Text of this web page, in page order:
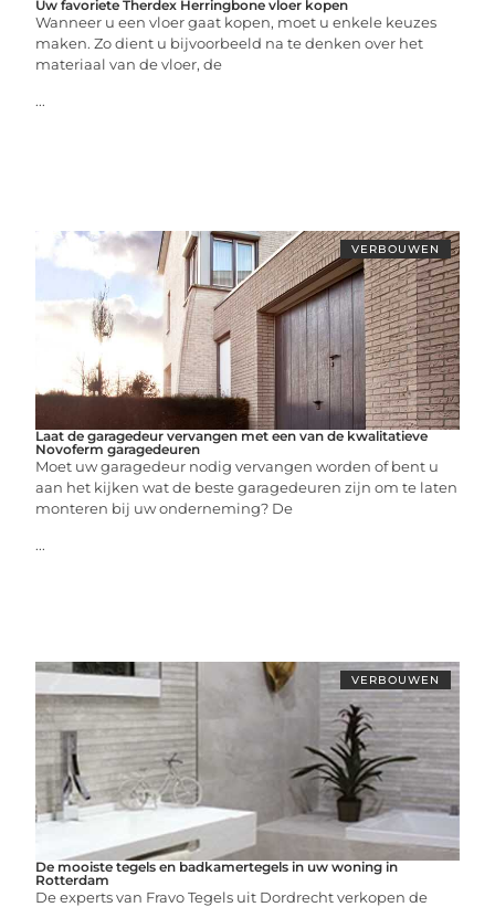
Uw favoriete Therdex Herringbone vloer kopen
Wanneer u een vloer gaat kopen, moet u enkele keuzes
maken. Zo dient u bijvoorbeeld na te denken over het
materiaal van de vloer, de
...
VERBOUWEN
Laat de garagedeur vervangen met een van de kwalitatieve
Novoferm garagedeuren
Moet uw garagedeur nodig vervangen worden of bent u
aan het kijken wat de beste garagedeuren zijn om te laten
monteren bij uw onderneming? De
...
VERBOUWEN
De mooiste tegels en badkamertegels in uw woning in
Rotterdam
De experts van Fravo Tegels uit Dordrecht verkopen de